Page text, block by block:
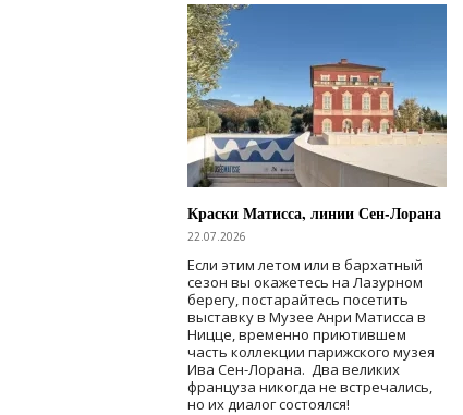
Краски Матисса, линии Сен-Лорана
22.07.2026
Если этим летом или в бархатный
сезон вы окажетесь на Лазурном
берегу, постарайтесь посетить
выставку в Музее Анри Матисса в
Ницце, временно приютившем
часть коллекции парижского музея
Ива Сен-Лорана. Два великих
француза никогда не встречались,
но их диалог состоялся!